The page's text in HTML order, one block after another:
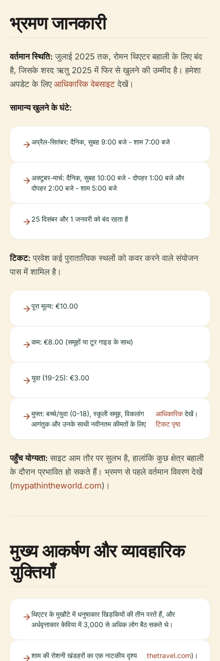
भ्रमण जानकारी
वर्तमान स्थिति: जुलाई 2025 तक, रोमन थिएटर बहाली के लिए बंद
है, जिसके शरद ऋतु 2025 में फिर से खुलने की उम्मीद है। हमेशा
अपडेट के लिए आधिकारिक वेबसाइट देखें।
सामान्य खुलने के घंटे:
अप्रैल-सितंबर: दैनिक, सुबह 9:00 बजे - शाम 7:00 बजे
अक्टूबर-मार्च: दैनिक, सुबह 10:00 बजे - दोपहर 1:00 बजे और
दोपहर 2:00 बजे - शाम 5:00 बजे
25 दिसंबर और 1 जनवरी को बंद रहता है
टिकट: प्रवेश कई पुरातात्विक स्थलों को कवर करने वाले संयोजन
पास में शामिल है।
पूरा मूल्य: €10.00
कम: €8.00 (समूहों या टूर गाइड के साथ)
युवा (19-25): €3.00
मुफ्त: बच्चे/युवा (0-18), स्कूली समूह, विकलांग
आगंतुक और उनके साथी नवीनतम कीमतों के लिए
आधिकारिक
टिकट पृष्ठ
देखें।
पहुँच योग्यता: साइट आम तौर पर सुलभ है, हालांकि कुछ क्षेत्र बहाली
के दौरान प्रभावित हो सकते हैं। भ्रमण से पहले वर्तमान विवरण देखें
(mypathintheworld.com)।
मुख्य आकर्षण और व्यावहारिक
युक्तियाँ
थिएटर के मुखौटे में धनुषाकार खिड़कियों की तीन परतें हैं, और
अर्धवृत्ताकार केविया में 3,000 से अधिक लोग बैठ सकते थे।
शाम की रोशनी खंडहरों का एक नाटकीय दृश्य thetravel.com)।